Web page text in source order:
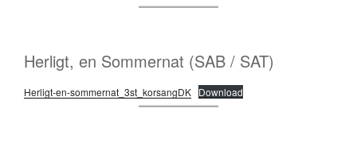
Herligt, en Sommernat (SAB / SAT)
Herligt-en-sommernat_3st_korsangDK Download